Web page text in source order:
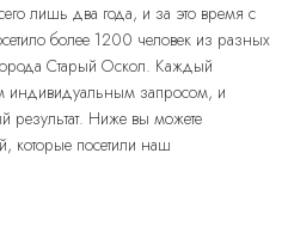
лишь два года, и за это время с
более 1200 человек из разных
Старый Оскол. Каждый
индивидуальным запросом, и
результат. Ниже вы можете
которые посетили наш